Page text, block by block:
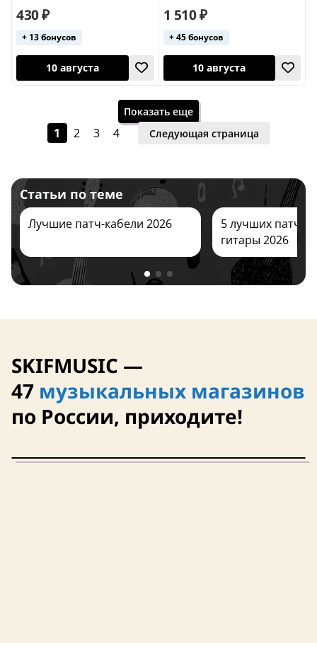
10 августа 21 октября
10 августа 10 августа
430 ₽
+ 13 бонусов
10 августа
1 510 ₽
+ 45 бонусов
10 августа
Показать еще
1 2 3 4 Следующая страница
Статьи по теме
Лучшие патч-кабели 2026
5 лучших патч-
гитары 2026
SKIFMUSIC —
47 музыкальных магазинов
по России, приходите!